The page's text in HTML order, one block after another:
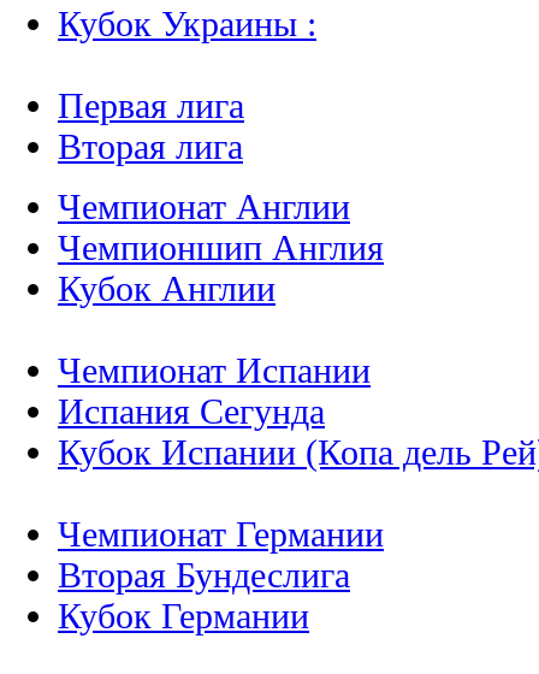
Кубок Украины :
Первая лига
Вторая лига
Чемпионат Англии
Чемпионшип Англия
Кубок Англии
Чемпионат Испании
Испания Сегунда
Кубок Испании (Копа дель
Чемпионат Германии
Вторая Бундеслига
Кубок Германии